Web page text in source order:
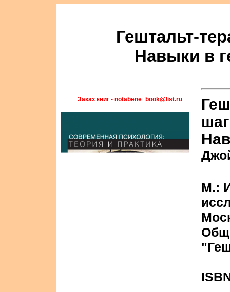
Гештальт-
Навыки в
Заказ книг - notabene_book@list.ru
М.: